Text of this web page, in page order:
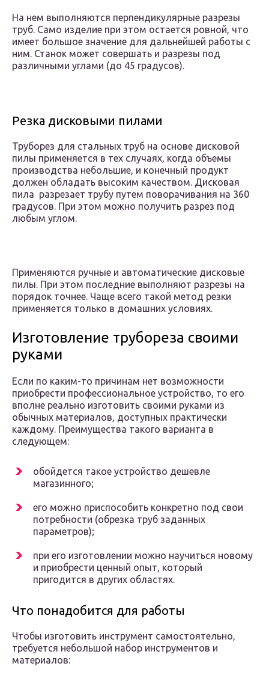
На нем выполняются перпендикулярные разрезы
труб. Само изделие при этом остается ровной, что
имеет большое значение для дальнейшей работы с
ним. Станок может совершать и разрезы под
различными углами (до 45 градусов).
Резка дисковыми пилами
Труборез для стальных труб на основе дисковой
пилы применяется в тех случаях, когда объемы
производства небольшие, и конечный продукт
должен обладать высоким качеством. Дисковая
пила разрезает трубу путем поворачивания на 360
градусов. При этом можно получить разрез под
любым углом.
Применяются ручные и автоматические дисковые
пилы. При этом последние выполняют разрезы на
порядок точнее. Чаще всего такой метод резки
применяется только в домашних условиях.
Изготовление трубореза своими
руками
Если по каким-то причинам нет возможности
приобрести профессиональное устройство, то его
вполне реально изготовить своими руками из
обычных материалов, доступных практически
каждому. Преимущества такого варианта в
следующем:
обойдется такое устройство дешевле
магазинного;
его можно приспособить конкретно под свои
потребности (обрезка труб заданных
параметров);
при его изготовлении можно научиться новому
и приобрести ценный опыт, который
пригодится в других областях.
Что понадобится для работы
Чтобы изготовить инструмент самостоятельно,
требуется небольшой набор инструментов и
материалов: